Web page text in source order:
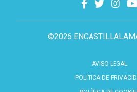
©2026
AVISO LEGAL
POLÍTICA DE